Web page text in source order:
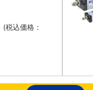
(税込価格：